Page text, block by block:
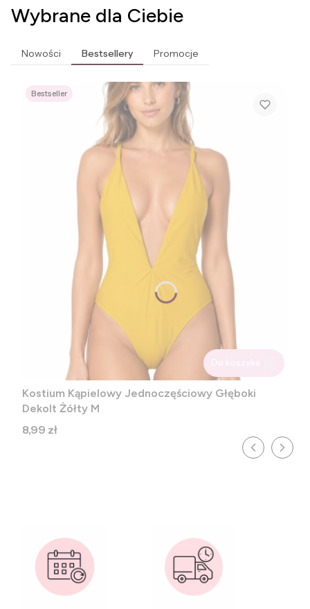
Wybrane dla Ciebie
Nowości Bestsellery Promocje
Bestseller
Kostium Kąpielowy Jednoczęściowy Głęboki
Dekolt Żółty M
Cena
8,99 zł